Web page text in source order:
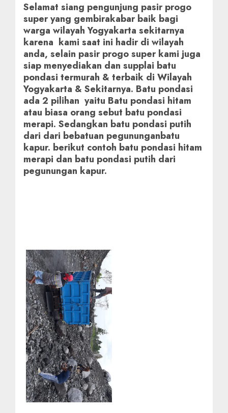
Selamat siang pengunjung pasir progo
super yang gembirakabar baik bagi
warga wilayah Yogyakarta sekitarnya
karena kami saat ini hadir di wilayah
anda, selain pasir progo super kami juga
siap menyediakan dan supplai batu
pondasi termurah & terbaik di Wilayah
Yogyakarta & Sekitarnya. Batu pondasi
ada 2 pilihan yaitu Batu pondasi hitam
atau biasa orang sebut batu pondasi
merapi. Sedangkan batu pondasi putih
dari dari bebatuan pegununganbatu
kapur. berikut contoh batu pondasi hitam
merapi dan batu pondasi putih dari
pegunungan kapur.